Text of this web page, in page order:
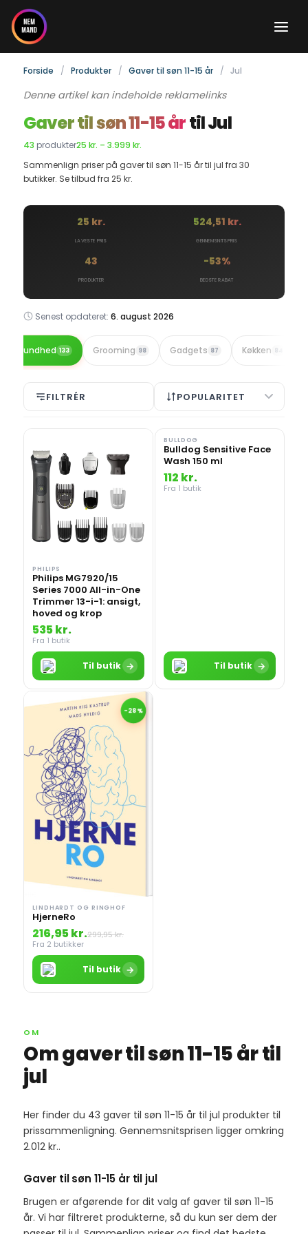
Gå
indholdet
Forside Produkter Gaver til søn 11-15 år Jul
Denne artikel kan indeholde reklamelinks
Gaver til søn 11-15 årtil Jul
43 produkter25 kr. – 3.999 kr.
Sammenlign priser på gaver til søn 11-15 år til jul fra 30
butikker. Se tilbud fra 25 kr.
25 kr.
LAVESTE PRIS
524,51 kr.
GENNEMSNITSPRIS
43
PRODUKTER
-53%
BEDSTE RABAT
Senest opdateret: 6. august 2026
Sundhed 133 Grooming 98 Gadgets 87 Køkken 84
FILTRÉR POPULARITET
PHILIPS
Philips MG7920/15
Series 7000 All-in-One
Trimmer 13-i-1: ansigt,
hoved og krop
535 kr.
Fra 1 butik
Til butik →
BULLDOG
Bulldog Sensitive Face
Wash 150 ml
112 kr.
Fra 1 butik
Til butik →
-28%
LINDHARDT OG RINGHOF
HjerneRo
216,95 kr.299,95 kr.
Fra 2 butikker
Til butik →
OM
Om gaver til søn 11-15 år til
jul
Her finder du 43 gaver til søn 11-15 år til jul produkter til
prissammenligning. Gennemsnitsprisen ligger omkring
2.012 kr..
Gaver til søn 11-15 år til jul
Brugen er afgørende for dit valg af gaver til søn 11-15
år. Vi har filtreret produkterne, så du kun ser dem der